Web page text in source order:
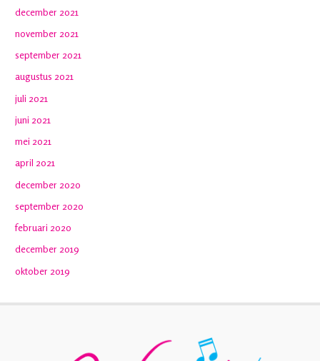
december 2021
november 2021
september 2021
augustus 2021
juli 2021
juni 2021
mei 2021
april 2021
december 2020
september 2020
februari 2020
december 2019
oktober 2019